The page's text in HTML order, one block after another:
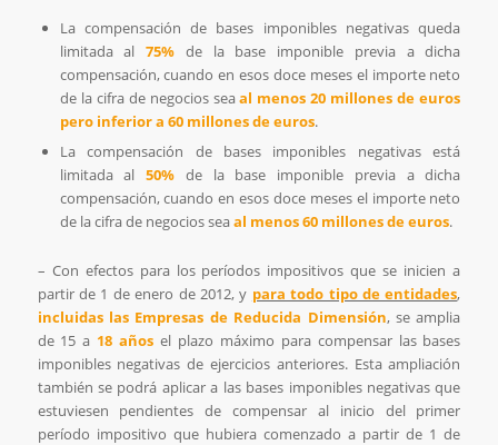
La compensación de bases imponibles negativas queda
limitada al75% de la base imponible previa a dicha
compensación, cuando en esos doce meses el importe neto
de la cifra de negocios seaal menos 20 millones de euros
pero inferior a 60 millones de euros.
La compensación de bases imponibles negativas está
limitada al50% de la base imponible previa a dicha
compensación, cuando en esos doce meses el importe neto
de la cifra de negocios seaal menos 60 millones de euros.
– Con efectos para los períodos impositivos que se inicien a
partir de 1 de enero de 2012, y para todo tipo de entidades,
incluidas las Empresas de Reducida Dimensión, se amplia
de 15 a 18 años el plazo máximo para compensar las bases
imponibles negativas de ejercicios anteriores. Esta ampliación
también se podrá aplicar a las bases imponibles negativas que
estuviesen pendientes de compensar al inicio del primer
período impositivo que hubiera comenzado a partir de 1 de